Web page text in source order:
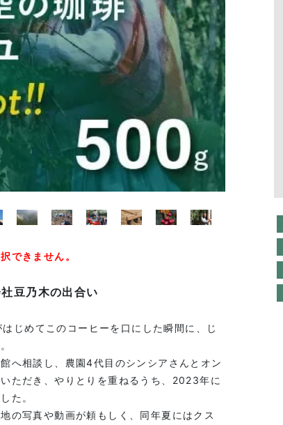
できません。
豆乃木の出合い
じめてこのコーヒーを口にした瞬間に、じ
へ相談し、農園4代目のシンシアさんとオン
ただき、やりとりを重ねるうち、2023年に
た。
の写真や動画が頼もしく、同年夏にはクス